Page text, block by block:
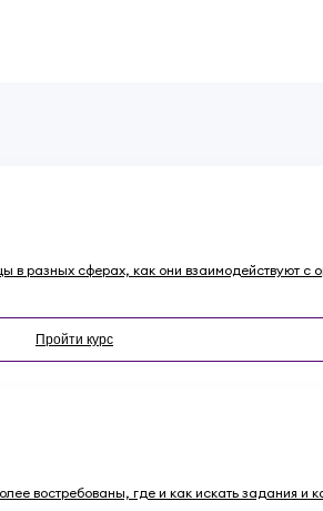
в разных сферах, как они взаимодействуют
Пройти курс
востребованы, где и как искать задания и